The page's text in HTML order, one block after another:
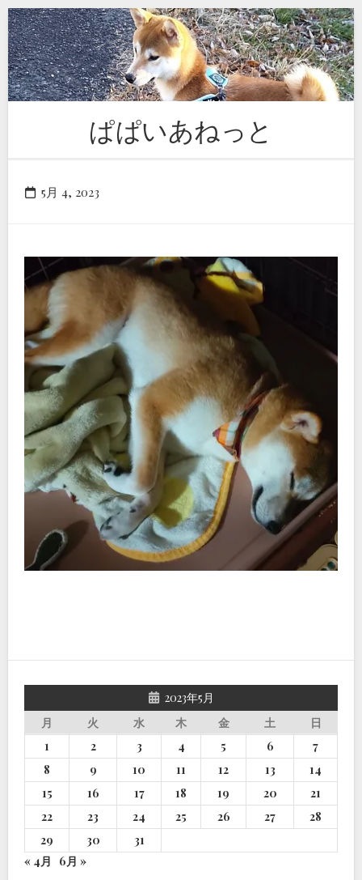
Skip
to
content
ぱぱいあねっと
5月 4, 2023
2023年5月
月
火 水 木 金 土
日
1
2 3 4 5 6
7
8
9 10 11 12 13
14
15
16 17 18 19 20
21
22
23 24 25 26 27
28
29
30
31
« 4月
6月 »